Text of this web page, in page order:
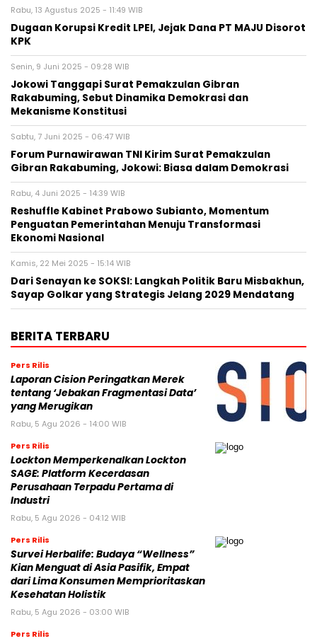
Rabu, 13 Agustus 2025 - 11:49 WIB
Dugaan Korupsi Kredit LPEI, Jejak Dana PT MAJU Disorot
KPK
Senin, 9 Juni 2025 - 09:28 WIB
Jokowi Tanggapi Surat Pemakzulan Gibran
Rakabuming, Sebut Dinamika Demokrasi dan
Mekanisme Konstitusi
Sabtu, 7 Juni 2025 - 06:47 WIB
Forum Purnawirawan TNI Kirim Surat Pemakzulan
Gibran Rakabuming, Jokowi: Biasa dalam Demokrasi
Rabu, 4 Juni 2025 - 14:39 WIB
Reshuffle Kabinet Prabowo Subianto, Momentum
Penguatan Pemerintahan Menuju Transformasi
Ekonomi Nasional
Kamis, 22 Mei 2025 - 15:14 WIB
Dari Senayan ke SOKSI: Langkah Politik Baru Misbakhun,
Sayap Golkar yang Strategis Jelang 2029 Mendatang
BERITA TERBARU
Pers Rilis
Laporan Cision Peringatkan Merek
tentang ‘Jebakan Fragmentasi Data’
yang Merugikan
Rabu, 5 Agu 2026 - 14:00 WIB
Pers Rilis
Lockton Memperkenalkan Lockton
SAGE: Platform Kecerdasan
Perusahaan Terpadu Pertama di
Industri
Rabu, 5 Agu 2026 - 04:12 WIB
Pers Rilis
Survei Herbalife: Budaya “Wellness”
Kian Menguat di Asia Pasifik, Empat
dari Lima Konsumen Memprioritaskan
Kesehatan Holistik
Rabu, 5 Agu 2026 - 03:00 WIB
Pers Rilis